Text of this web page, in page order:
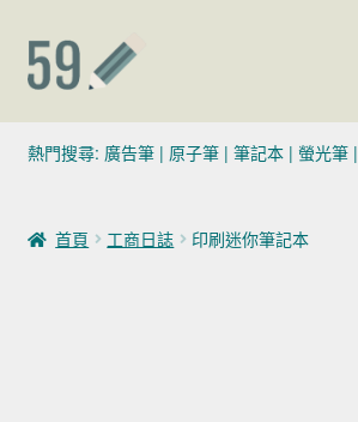
跳至導覽列
跳至主要內容
(02)7729-4140
聯絡我們
熱門搜尋: 廣告筆| 原子筆| 筆記本| 螢光筆|
首頁 工商日誌 印刷迷你筆記本